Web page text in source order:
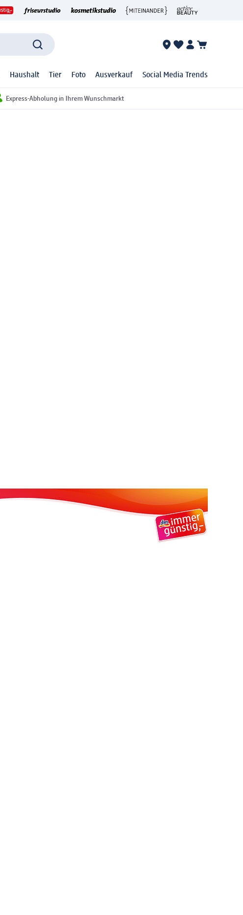
Haushalt Tier Foto Ausverkauf Social Media Trends
Express-Abholung in Ihrem Wunschmarkt